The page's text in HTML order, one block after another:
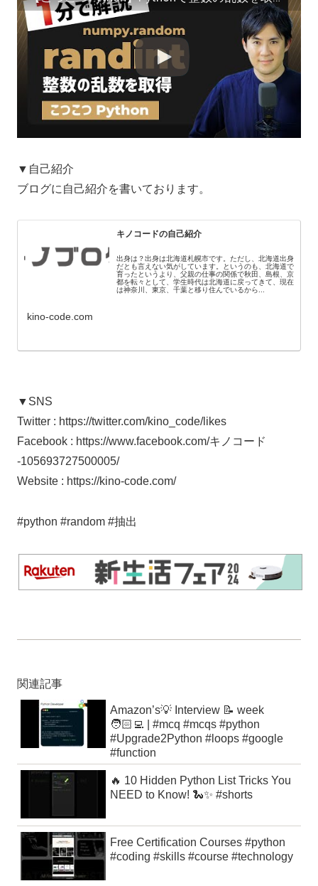
▼自己紹介
ブログに自己紹介を書いております。
キノコードの自己紹介
出身は？出身は北海道札幌市です。ただし、北海道出身
だとも言えない気がしています。というのも、北海道で
育ったというより、父親の仕事の関係で秋田、島根、京
都を転々として、学生時代は北海道に戻ってきて、現在
は神奈川、東京、千葉と移り住んでいるから...
kino-code.com
▼SNS
Twitter : https://twitter.com/kino_code/likes
Facebook : https://www.facebook.com/キノコード
-105693727500005/
Website : https://kino-code.com/
#python #random #抽出
関連記事
Amazon’s💡 Interview 📝 week
🧑🏻‍💻 | #mcq #mcqs #python
#Upgrade2Python #loops #google
#function
🔥 10 Hidden Python List Tricks You
NEED to Know! 🐍✨ #shorts
Free Certification Courses #python
#coding #skills #course #technology